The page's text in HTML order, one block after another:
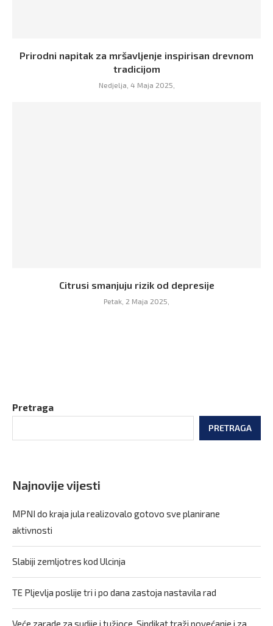
Prirodni napitak za mršavljenje inspirisan drevnom
tradicijom
Nedjelja, 4 Maja 2025,
Citrusi smanjuju rizik od depresije
Petak, 2 Maja 2025,
Pretraga
PRETRAGA
Najnovije vijesti
MPNI do kraja jula realizovalo gotovo sve planirane
aktivnosti
Slabiji zemljotres kod Ulcinja
TE Pljevlja poslije tri i po dana zastoja nastavila rad
Veće zarade za sudije i tužioce, Sindikat traži povećanje i za